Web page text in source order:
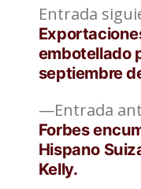
de
Entrada
Forbes
Hispano
Kelly.
Entrada
embotellado
septiembre